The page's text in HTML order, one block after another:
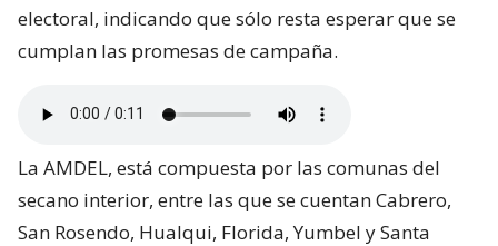
electoral, indicando que sólo resta esperar que se
cumplan las promesas de campaña.
La AMDEL, está compuesta por las comunas del
secano interior, entre las que se cuentan Cabrero,
San Rosendo, Hualqui, Florida, Yumbel y Santa